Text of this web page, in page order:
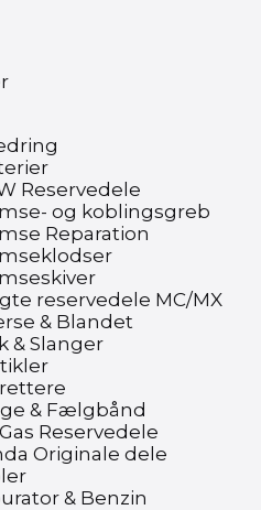
Reservedele
og koblingsgreb
Reparation
reservedele MC/MX
& Blandet
& Slanger
& Fælgbånd
Reservedele
Originale dele
& Benzin